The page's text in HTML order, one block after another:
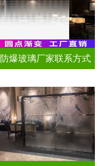
防爆玻璃厂家联系方式